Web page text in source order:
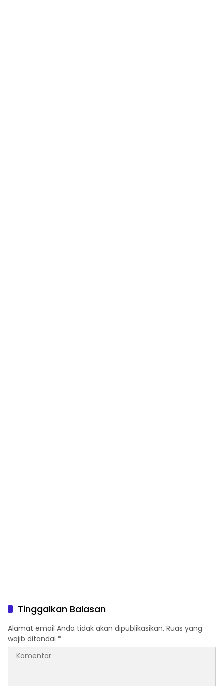
Tinggalkan Balasan
Alamat email Anda tidak akan dipublikasikan. Ruas yang
wajib ditandai *